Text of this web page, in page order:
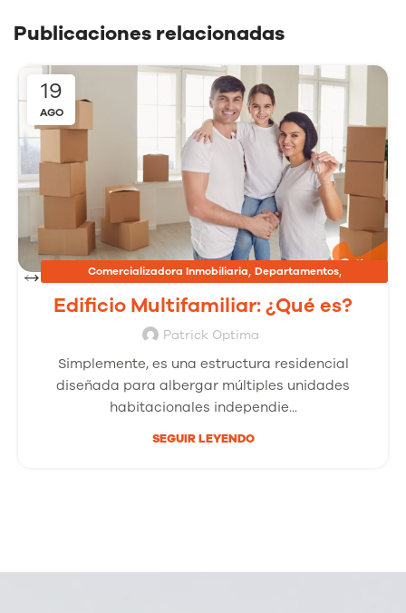
Publicaciones relacionadas
19
AGO
Comercializadora Inmobiliaria, Departamentos,
,
Edificio Multifamiliar: ¿Qué es?
Patrick Optima
Simplemente, es una estructura residencial
diseñada para albergar múltiples unidades
habitacionales independie...
SEGUIR LEYENDO